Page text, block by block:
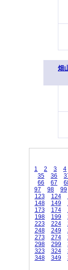
畑
1
2 3 4
35
36
66
67
97
98 99
123
124
148
149
173
174
198
199
223
224
248
249
273
274
298
299
323
324
348
349